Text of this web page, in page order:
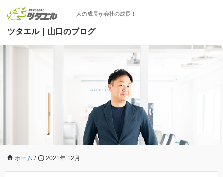
人の成長が会社の成長！
ツタエル｜山口のブログ
ホーム / 2021年 12月